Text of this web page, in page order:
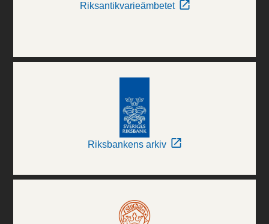
Riksantikvarieämbetet
Riksbankens arkiv